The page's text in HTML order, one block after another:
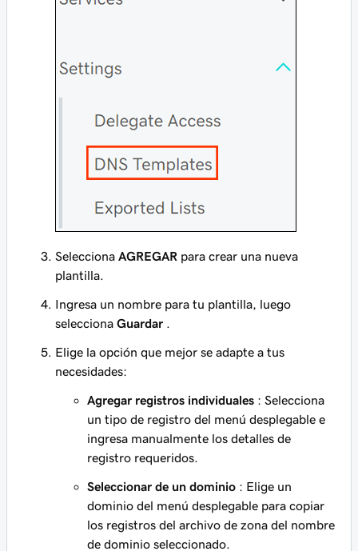
Selecciona AGREGAR para crear una nueva
plantilla.
Ingresa un nombre para tu plantilla, luego
selecciona Guardar
Elige la opción que mejor se adapte a tus
necesidades:
Agregar registros individuales : Selecciona
un tipo de registro del menú desplegable e
ingresa manualmente los detalles de
registro requeridos.
Seleccionar de un dominio : Elige un
dominio del menú desplegable para copiar
los registros del archivo de zona del nombre
de dominio seleccionado.